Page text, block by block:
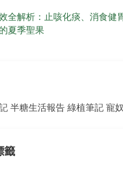
全解析：止咳化痰、消食健
夏季聖果
半糖生活報告 綠植筆記 寵
籤